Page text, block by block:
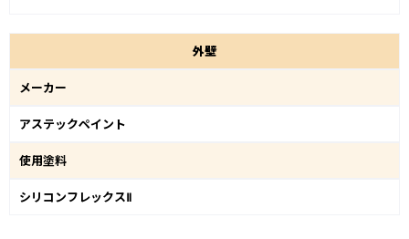
外壁
メーカー
アステックペイント
使用塗料
シリコンフレックスⅡ